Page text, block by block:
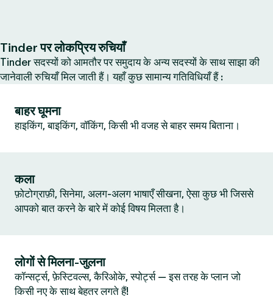
Tinder पर लोकप्रिय रुचियाँ
Tinder सदस्यों को आमतौर पर समुदाय के अन्य सदस्यों के साथ साझा की
जानेवाली रुचियाँ मिल जाती हैं। यहाँ कुछ सामान्य गतिविधियाँ हैं :
बाहर घूमना
हाइकिंग, बाइकिंग, वॉकिंग, किसी भी वजह से बाहर समय बिताना।
कला
फ़ोटोग्राफ़ी, सिनेमा, अलग-अलग भाषाएँ सीखना, ऐसा कुछ भी जिससे
आपको बात करने के बारे में कोई विषय मिलता है।
लोगों से मिलना-जुलना
कॉन्सर्ट्स, फ़ेस्टिवल्स, कैरिओके, स्पोर्ट्स — इस तरह के प्लान जो
किसी नए के साथ बेहतर लगते हैं!